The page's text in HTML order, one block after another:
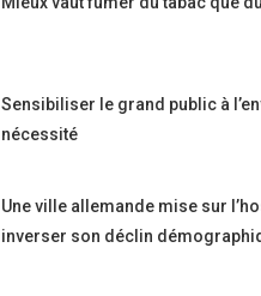
Sensibiliser le grand public à
nécessité
Une ville allemande mise sur
inverser son déclin